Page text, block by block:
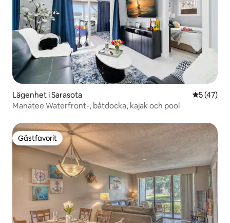
Lägenhet i Sarasota 5 av 5 i
5 (47)
Manatee Waterfront-, båtdocka, kajak och pool
Gästfavorit
Gästfavorit